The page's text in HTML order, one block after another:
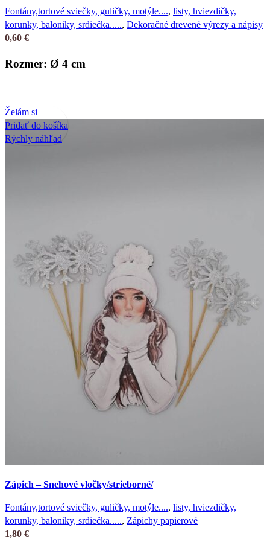
Fontány,tortové sviečky, guličky, motýle...., listy, hviezdičky,
korunky, baloniky, srdiečka....., Dekoračné drevené výrezy a nápisy
0,60 €
Rozmer: Ø 4 cm
Želám si
Pridať do košíka
Rýchly náhľad
Zápich – Snehové vločky/strieborné/
Fontány,tortové sviečky, guličky, motýle...., listy, hviezdičky,
korunky, baloniky, srdiečka....., Zápichy papierové
1,80 €